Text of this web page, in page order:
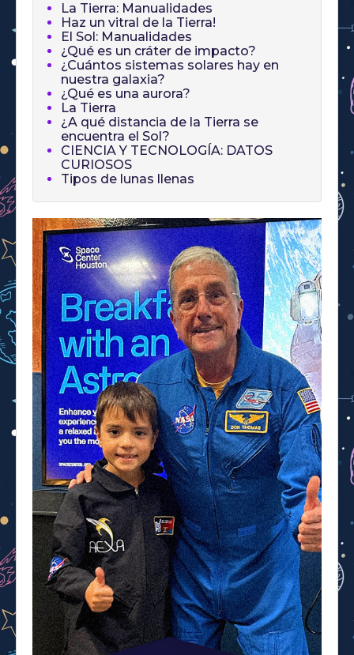
La Tierra: Manualidades
Haz un vitral de la Tierra!
El Sol: Manualidades
¿Qué es un cráter de impacto?
¿Cuántos sistemas solares hay en
nuestra galaxia?
¿Qué es una aurora?
La Tierra
¿A qué distancia de la Tierra se
encuentra el Sol?
CIENCIA Y TECNOLOGÍA: DATOS
CURIOSOS
Tipos de lunas llenas